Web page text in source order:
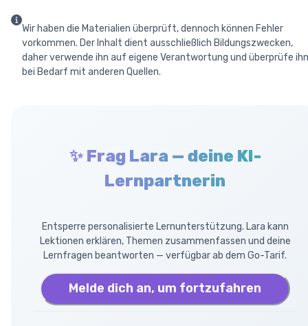
Wir haben die Materialien überprüft, dennoch können Fehler
vorkommen. Der Inhalt dient ausschließlich Bildungszwecken,
daher verwende ihn auf eigene Verantwortung und überprüfe ihn
bei Bedarf mit anderen Quellen.
✨ Frag Lara — deine KI-
Lernpartnerin
Entsperre personalisierte Lernunterstützung. Lara kann
Lektionen erklären, Themen zusammenfassen und deine
Lernfragen beantworten — verfügbar ab dem Go-Tarif.
Melde dich an, um fortzufahren